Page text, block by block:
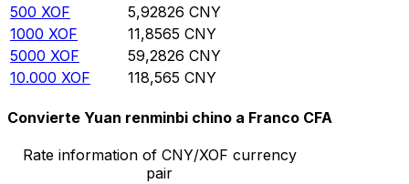
500 XOF 5,92826 CNY
1000 XOF 11,8565 CNY
5000 XOF 59,2826 CNY
10.000 XOF 118,565 CNY
Convierte Yuan renminbi chino a Franco CFA
Rate information of CNY/XOF currency
pair